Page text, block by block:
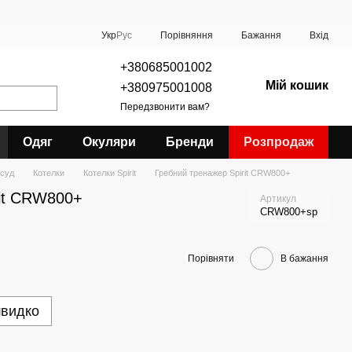
УкрРус Порівняння Бажання Вхід
+380685001002
+380975001008
Передзвонити вам?
Мій кошик
Одяг Окуляри Бренди Розпродаж
Котелки Котелки Spirit Гребний тренажер Spirit CRW800+
CRW800+ Артикул
CRW800+sp
Порівняти В бажання